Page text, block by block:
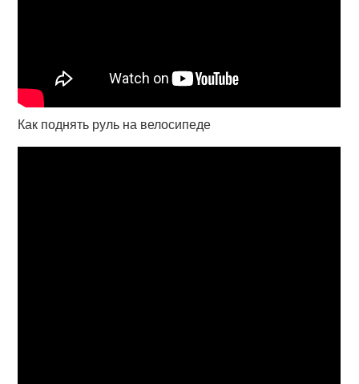
Как поднять руль на велосипеде